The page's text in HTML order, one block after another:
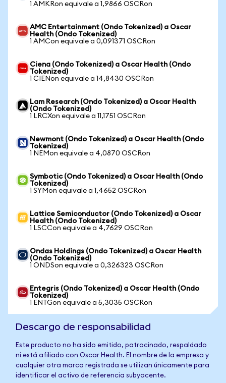
1 AMKRon equivale a 1,9866 OSCRon
AMC Entertainment (Ondo Tokenized) a Oscar
Health (Ondo Tokenized)
1 AMCon equivale a 0,091371 OSCRon
Ciena (Ondo Tokenized) a Oscar Health (Ondo
Tokenized)
1 CIENon equivale a 14,8430 OSCRon
Lam Research (Ondo Tokenized) a Oscar Health
(Ondo Tokenized)
1 LRCXon equivale a 11,1751 OSCRon
Newmont (Ondo Tokenized) a Oscar Health (Ondo
Tokenized)
1 NEMon equivale a 4,0870 OSCRon
Symbotic (Ondo Tokenized) a Oscar Health (Ondo
Tokenized)
1 SYMon equivale a 1,4652 OSCRon
Lattice Semiconductor (Ondo Tokenized) a Oscar
Health (Ondo Tokenized)
1 LSCCon equivale a 4,7629 OSCRon
Ondas Holdings (Ondo Tokenized) a Oscar Health
(Ondo Tokenized)
1 ONDSon equivale a 0,326323 OSCRon
Entegris (Ondo Tokenized) a Oscar Health (Ondo
Tokenized)
1 ENTGon equivale a 5,3035 OSCRon
Descargo de responsabilidad
Este producto no ha sido emitido, patrocinado, respaldado
ni está afiliado con Oscar Health. El nombre de la empresa y
cualquier otra marca registrada se utilizan únicamente para
identificar el activo de referencia subyacente.